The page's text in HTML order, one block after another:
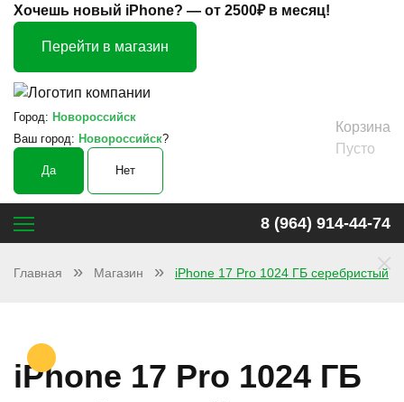
Хочешь новый iPhone? — от 2500₽ в месяц!
Перейти в магазин
Город: Новороссийск
Ваш город: Новороссийск?
Да Нет
Корзина
Пусто
8 (964) 914-44-74
Главная Магазин iPhone 17 Pro 1024 ГБ серебристый
iPhone 17 Pro 1024 ГБ
×